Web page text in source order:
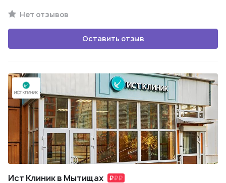
Нет отзывов
Оставить отзыв
Ист Клиник в Мытищах